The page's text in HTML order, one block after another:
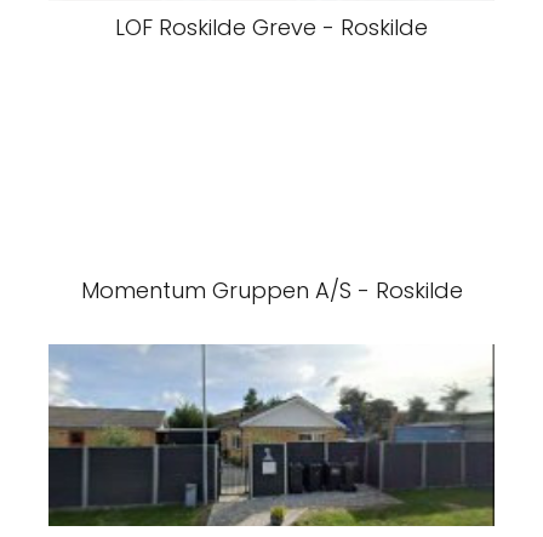
LOF Roskilde Greve - Roskilde
Momentum Gruppen A/S - Roskilde